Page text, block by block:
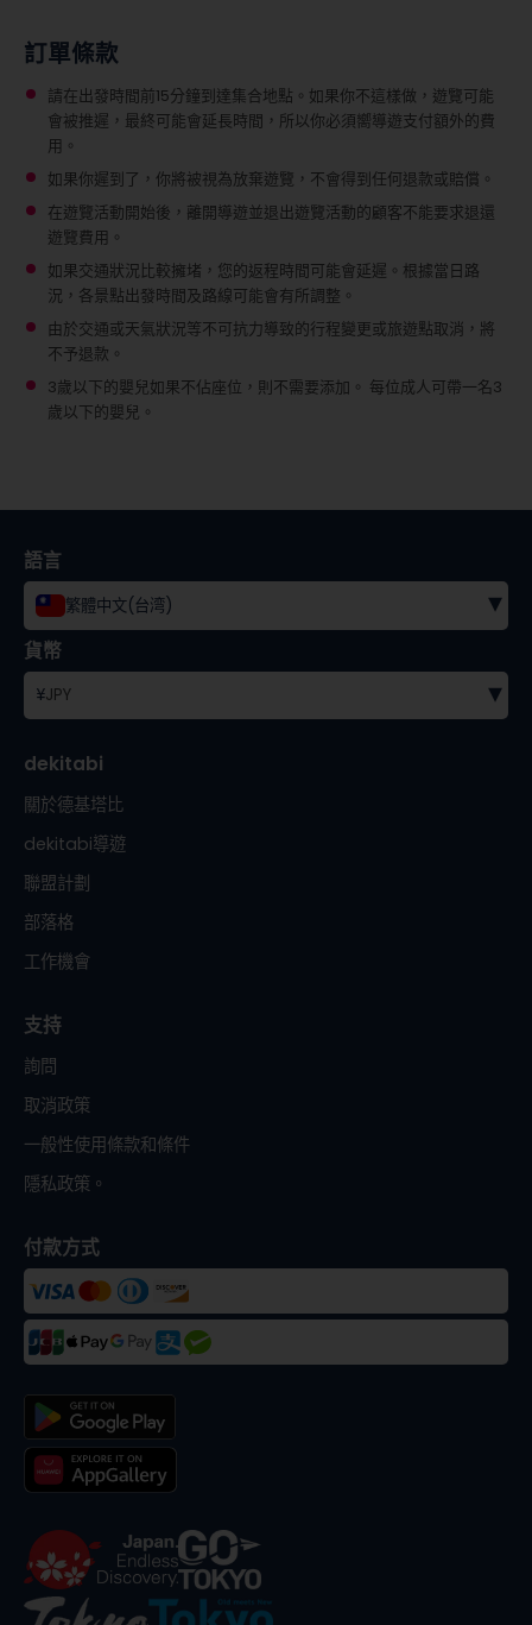
訂單條款
請在出發時間前15分鐘到達集合地點。如果你不這樣做，遊覽可能
會被推遲，最終可能會延長時間，所以你必須嚮導遊支付額外的費
用。
如果你遲到了，你將被視為放棄遊覽，不會得到任何退款或賠償。
在遊覽活動開始後，離開導遊並退出遊覽活動的顧客不能要求退還
遊覽費用。
如果交通狀況比較擁堵，您的返程時間可能會延遲。根據當日路
況，各景點出發時間及路線可能會有所調整。
由於交通或天氣狀況等不可抗力導致的行程變更或旅遊點取消，將
不予退款。
3歲以下的嬰兒如果不佔座位，則不需要添加。 每位成人可帶一名3
歲以下的嬰兒。
語言
繁體中文(台湾) ▾
貨幣
¥JPY ▾
dekitabi
關於德基塔比
dekitabi導遊
聯盟計劃
部落格
工作機會
支持
詢問
取消政策
一般性使用條款和條件
隱私政策。
付款方式